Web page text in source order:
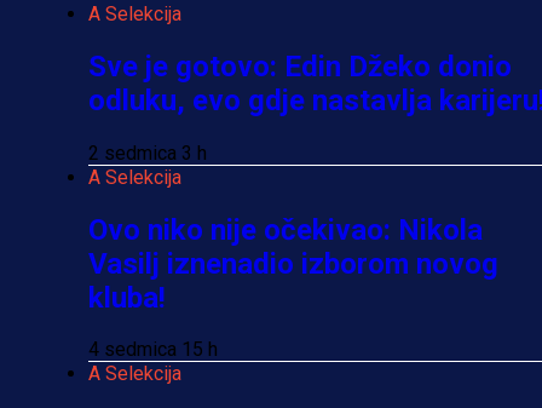
A Selekcija
Sve je gotovo: Edin Džeko donio
odluku, evo gdje nastavlja
2 sedmica 3 h
A Selekcija
Ovo niko nije očekivao: Nikola
Vasilj iznenadio izborom novog
kluba!
4 sedmica 15 h
A Selekcija